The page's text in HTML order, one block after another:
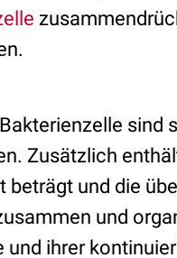
sind
Zusätzlich
beträgt und die
und
ihrer